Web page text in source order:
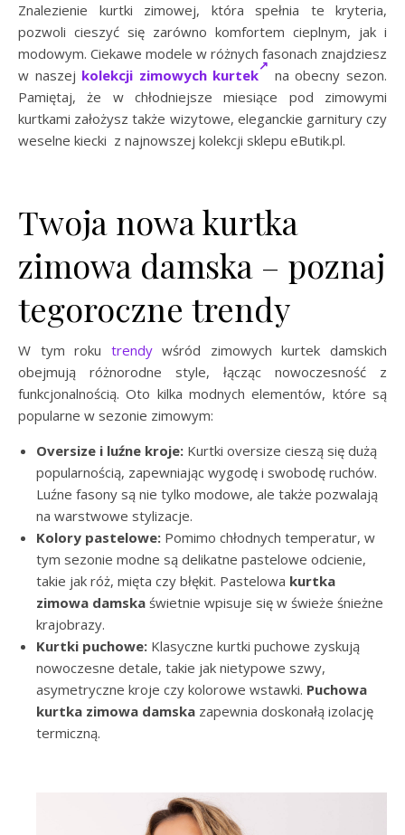
Znalezienie kurtki zimowej, która spełnia te kryteria,
pozwoli cieszyć się zarówno komfortem cieplnym, jak i
modowym. Ciekawe modele w różnych fasonach znajdziesz
w naszej kolekcji zimowych kurtek
na obecny sezon.
Pamiętaj, że w chłodniejsze miesiące pod zimowymi
kurtkami założysz także wizytowe, eleganckie garnitury czy
weselne kiecki z najnowszej kolekcji sklepu eButik.pl.
Twoja nowa kurtka
zimowa damska – poznaj
tegoroczne trendy
W tym roku trendywśród zimowych kurtek damskich
obejmują różnorodne style, łącząc nowoczesność z
funkcjonalnością. Oto kilka modnych elementów, które są
popularne w sezonie zimowym:
Oversize i luźne kroje: Kurtki oversize cieszą się dużą
popularnością, zapewniając wygodę i swobodę ruchów.
Luźne fasony są nie tylko modowe, ale także pozwalają
na warstwowe stylizacje.
Kolory pastelowe: Pomimo chłodnych temperatur, w
tym sezonie modne są delikatne pastelowe odcienie,
takie jak róż, mięta czy błękit. Pastelowa kurtka
zimowa damska świetnie wpisuje się w świeże śnieżne
krajobrazy.
Kurtki puchowe: Klasyczne kurtki puchowe zyskują
nowoczesne detale, takie jak nietypowe szwy,
asymetryczne kroje czy kolorowe wstawki. Puchowa
kurtka zimowa damska zapewnia doskonałą izolację
termiczną.